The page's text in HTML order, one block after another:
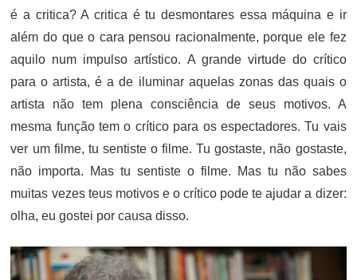
é a critica? A critica é tu desmontares essa máquina e ir
além do que o cara pensou racionalmente, porque ele fez
aquilo num impulso artístico. A grande virtude do crítico
para o artista, é a de iluminar aquelas zonas das quais o
artista não tem plena consciência de seus motivos. A
mesma função tem o crítico para os espectadores. Tu vais
ver um filme, tu sentiste o filme. Tu gostaste, não gostaste,
não importa. Mas tu sentiste o filme. Mas tu não sabes
muitas vezes teus motivos e o crítico pode te ajudar a dizer:
olha, eu gostei por causa disso.